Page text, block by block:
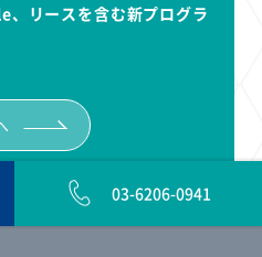
、リースを含む新プログラ
03-6206-0941